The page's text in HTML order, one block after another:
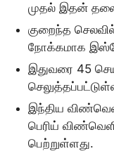
முதல் இதன்
குறைந்த
நோக்கமாக
இதுவரை 45
இந்திய
பெரிய்
பெற்றுள்ளது.